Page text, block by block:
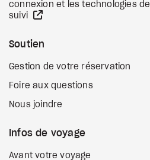
connexion et les technologies de
suivi
Soutien
Gestion de votre réservation
Foire aux questions
Nous joindre
Infos de voyage
Avant votre voyage